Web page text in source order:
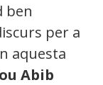
ben
per a
aquesta
Abib